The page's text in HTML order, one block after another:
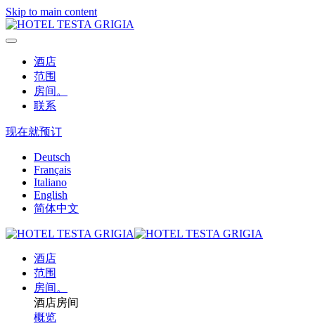
Skip to main content
酒店
范围
房间。
联系
现在就预订
Deutsch
Français
Italiano
English
简体中文
酒店
范围
房间。
酒店房间
概览